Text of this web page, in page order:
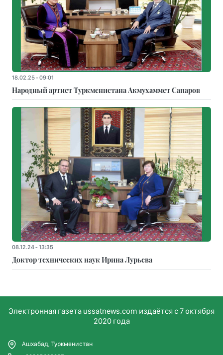
18.02.25 - 09:01
Народный артист Туркменистана Акмухаммет Сапаров
08.12.24 - 13:35
Доктор технических наук Ирина Лурьева
Электронная газета ussatnews.com издаётся с 7 октября
2020 года
Ашхабад, Туркменистан